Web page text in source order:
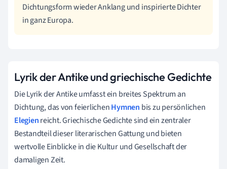
Dichtungsform wieder Anklang und inspirierte Dichter
in ganz Europa.
Lyrik der Antike und griechische Gedichte
Die Lyrik der Antike umfasst ein breites Spektrum an
Dichtung, das von feierlichenHymnen bis zu persönlichen
Elegienreicht. Griechische Gedichte sind ein zentraler
Bestandteil dieser literarischen Gattung und bieten
wertvolle Einblicke in die Kultur und Gesellschaft der
damaligen Zeit.